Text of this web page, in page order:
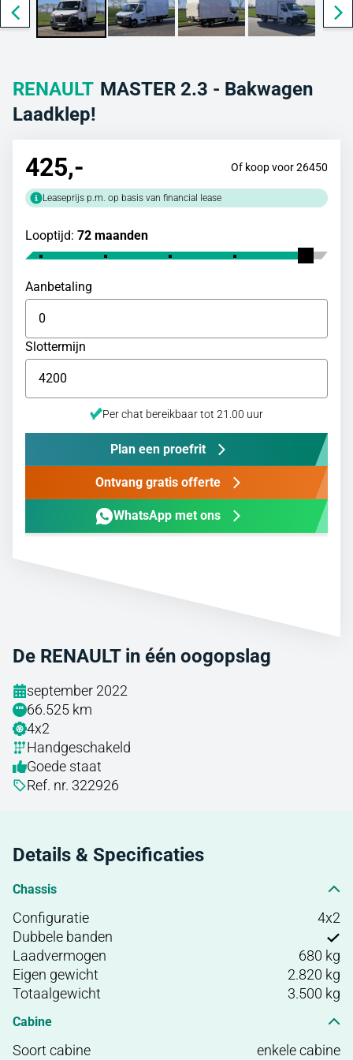
RENAULT MASTER 2.3 - Bakwagen
Laadklep!
De RENAULT in één oogopslag
september 2022
66.525 km
4x2
Handgeschakeld
Goede staat
Ref. nr. 322926
Details & Specificaties
Chassis
Configuratie
4x2
Dubbele banden
Laadvermogen
680 kg
Eigen gewicht
2.820 kg
Totaalgewicht
3.500 kg
Cabine
Soort cabine enkele cabine
425,- Of koop voor 26450
Leaseprijs p.m. op basis van financial lease
Looptijd: 72 maanden
Aanbetaling
Slottermijn
Per chat bereikbaar tot 21.00 uur
Plan een proefrit
Ontvang gratis offerte
WhatsApp met ons